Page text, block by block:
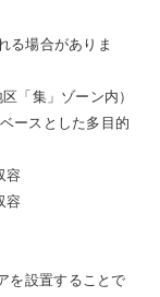
る場合がありま
「集」ゾーン内）
ースとした多目的
容
容
を設置することで